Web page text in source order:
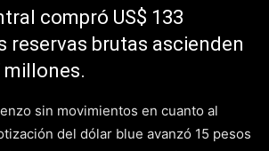
compró US$ 133
reservas brutas ascienden
millones.
sin movimientos en cuanto al
del dólar blue avanzó 15 pesos